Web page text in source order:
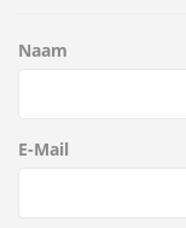
Naam
E-Mail